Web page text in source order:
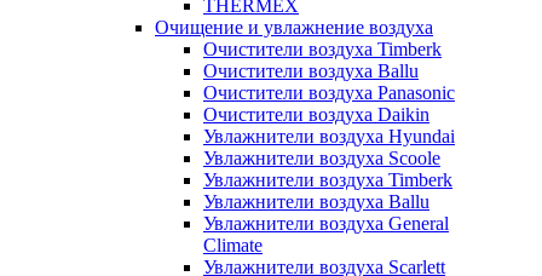
THERMEX
Очищение и увлажнение воздуха
Очистители воздуха Timberk
Очистители воздуха Ballu
Очистители воздуха Panasonic
Очистители воздуха Daikin
Увлажнители воздуха Hyundai
Увлажнители воздуха Scoole
Увлажнители воздуха Timberk
Увлажнители воздуха Ballu
Увлажнители воздуха General
Climate
Увлажнители воздуха Scarlett